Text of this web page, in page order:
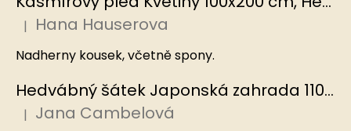
Hodnocení produktu je 5 z 5 hvězdiček.
| Hana Hauserova
Nadherny kousek, včetně spony.
Hedvábný šátek Japonská zahrada 110x110 cm v dárkovém balení, HEDVÁBNÝ SVĚT
Hodnocení produktu je 5 z 5 hvězdiček.
| Jana Cambelová